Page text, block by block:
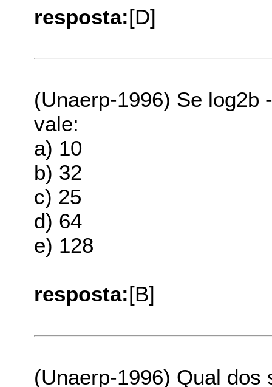
resposta:[D]
(Unaerp-1996) Se log2b
vale:
a) 10
b) 32
c) 25
d) 64
e) 128
resposta:[B]
(Unaerp-1996) Qual dos